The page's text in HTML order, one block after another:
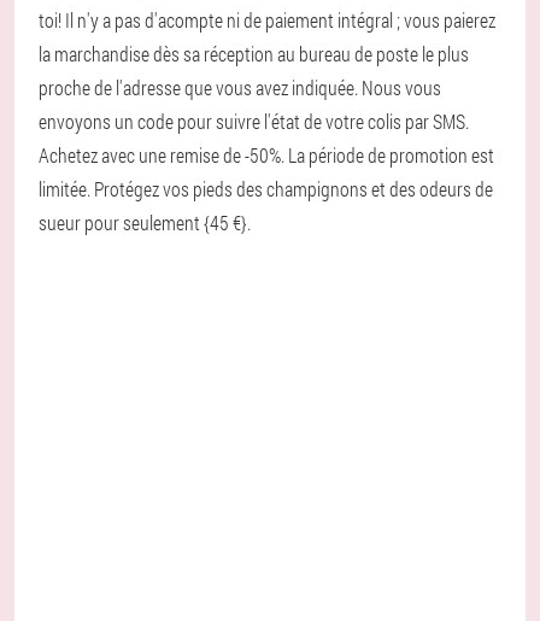
toi! Il n'y a pas d'acompte ni de paiement intégral ; vous paierez
la marchandise dès sa réception au bureau de poste le plus
proche de l'adresse que vous avez indiquée. Nous vous
envoyons un code pour suivre l'état de votre colis par SMS.
Achetez avec une remise de -50%. La période de promotion est
limitée. Protégez vos pieds des champignons et des odeurs de
sueur pour seulement {45 €}.